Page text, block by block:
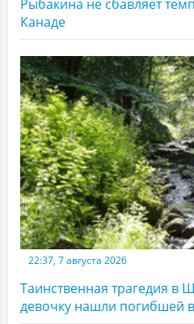
Рыбакина не сбавляет
Канаде
22:37, 7 августа 2026
Таинственная трагедия в
девочку нашли погибшей